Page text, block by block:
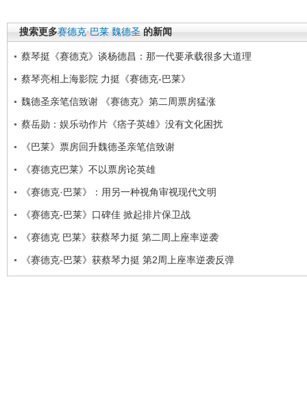
搜索更多赛德克·巴莱 魏德圣 的新闻
蔡琴挺《赛德克》谈杨德昌：那一代要承载很多大道理
蔡琴亮相上海影院 力挺《赛德克-巴莱》
魏德圣亲笔信致谢 《赛德克》第二周票房猛涨
蔡岳勋：娱乐动作片《痞子英雄》没有文化困扰
《巴莱》票房回升魏德圣亲笔信致谢
《赛德克巴莱》不以票房论英雄
《赛德克·巴莱》：用另一种视角审视现代文明
《赛德克-巴莱》口碑佳 掀起排片保卫战
《赛德克 巴莱》获蔡琴力挺 第二周上座率逆袭
《赛德克-巴莱》获蔡琴力挺 第2周上座率逆袭反弹